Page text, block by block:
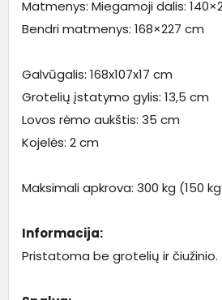
Matmenys: Miegamoji dalis:
Bendri matmenys: 168×227 cm
Galvūgalis: 168x107x17 cm
Grotelių įstatymo gylis: 13,5 cm
Lovos rėmo aukštis: 35 cm
Kojelės: 2 cm
Maksimali apkrova: 300 kg (150
Informacija:
Pristatoma be grotelių ir čiužinio.